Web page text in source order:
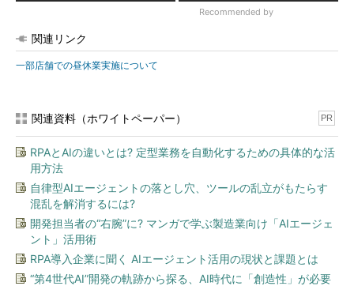
Recommended by
関連リンク
一部店舗での昼休業実施について
関連資料（ホワイトペーパー） PR
RPAとAIの違いとは? 定型業務を自動化するための具体的な活
用方法
自律型AIエージェントの落とし穴、ツールの乱立がもたらす
混乱を解消するには?
開発担当者の“右腕”に? マンガで学ぶ製造業向け「AIエージェ
ント」活用術
RPA導入企業に聞く AIエージェント活用の現状と課題とは
“第4世代AI”開発の軌跡から探る、AI時代に「創造性」が必要